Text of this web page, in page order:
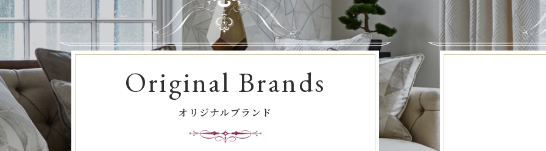
Original Brands
オリジナルブランド